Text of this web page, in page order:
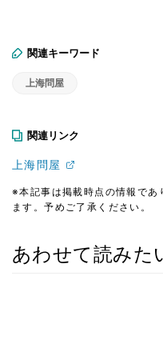
関連キーワード
上海問屋
関連リンク
上海問屋
※本記事は掲載時点の情報であ
ます。予めご了承ください。
あわせて読みた